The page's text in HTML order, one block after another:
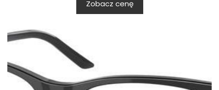
Zobacz cenę